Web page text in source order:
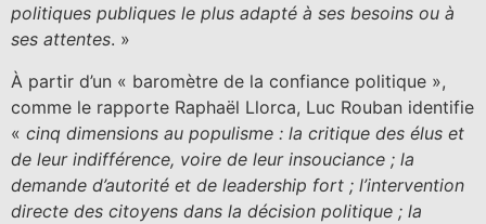
politiques publiques le plus adapté à ses besoins ou à
ses attentes. »
À partir d’un « baromètre de la confiance politique »,
comme le rapporte Raphaël Llorca, Luc Rouban identifie
« cinq dimensions au populisme : la critique des élus et
de leur indifférence, voire de leur insouciance ; la
demande d’autorité et de leadership fort ; l’intervention
directe des citoyens dans la décision politique ; la